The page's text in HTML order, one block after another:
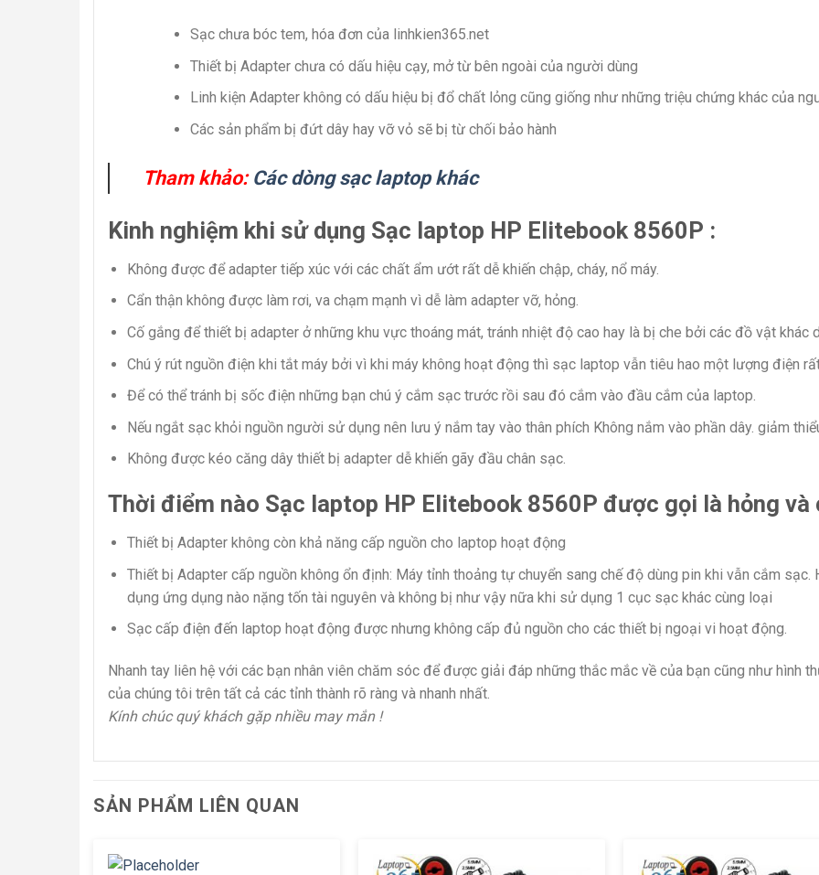
Sạc chưa bóc tem, hóa đơn của linhkien365.net
Thiết bị Adapter chưa có dấu hiệu cạy, mở từ bên ngoài của người dùng
Linh kiện Adapter không có dấu hiệu bị đổ chất lỏng cũng giống như những triệu chứng khác của
Các sản phẩm bị đứt dây hay vỡ vỏ sẽ bị từ chối bảo hành
Tham khảo: Các dòng sạc laptop khác
Kinh nghiệm khi sử dụng Sạc laptop HP Elitebook 8560P :
Không được để adapter tiếp xúc với các chất ẩm ướt rất dễ khiến chập, cháy, nổ máy.
Cẩn thận không được làm rơi, va chạm mạnh vì dễ làm adapter vỡ, hỏng.
Cố gắng để thiết bị adapter ở những khu vực thoáng mát, tránh nhiệt độ cao hay là bị che bởi các đồ vật khác
Chú ý rút nguồn điện khi tắt máy bởi vì khi máy không hoạt động thì sạc laptop vẫn tiêu hao một lượng điện
Để có thể tránh bị sốc điện những bạn chú ý cắm sạc trước rồi sau đó cắm vào đầu cắm của laptop.
Nếu ngắt sạc khỏi nguồn người sử dụng nên lưu ý nắm tay vào thân phích Không nắm vào phần dây. giảm
Không được kéo căng dây thiết bị adapter dễ khiến gãy đầu chân sạc.
Thời điểm nào Sạc laptop HP Elitebook 8560P được gọi là hỏng
Thiết bị Adapter không còn khả năng cấp nguồn cho laptop hoạt động
Thiết bị Adapter cấp nguồn không ổn định: Máy tỉnh thoảng tự chuyển sang chế độ dùng pin khi vẫn cắm
dụng ứng dụng nào nặng tốn tài nguyên và không bị như vậy nữa khi sử dụng 1 cục sạc khác cùng loại
Sạc cấp điện đến laptop hoạt động được nhưng không cấp đủ nguồn cho các thiết bị ngoại vi hoạt động.
Nhanh tay liên hệ với các bạn nhân viên chăm sóc để được giải đáp những thắc mắc về của bạn cũng như hình
của chúng tôi trên tất cả các tỉnh thành rõ ràng và nhanh nhất.
Kính chúc quý khách gặp nhiều may mắn !
SẢN PHẨM LIÊN QUAN